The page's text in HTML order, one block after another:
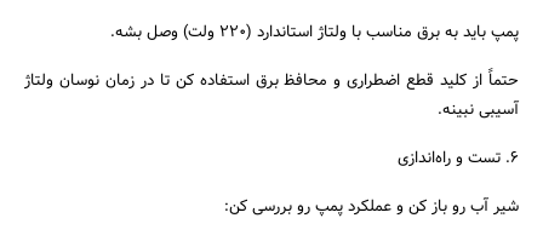
پمپ باید به برق مناسب با ولتاژ استاندارد (۲۲۰ ولت) وصل بشه.
حتماً از کلید قطع اضطراری و محافظ برق استفاده کن تا در زمان نوسان ولتاژ
آسیبی نبینه.
۶. تست و راه‌اندازی
شیر آب رو باز کن و عملکرد پمپ رو بررسی کن: